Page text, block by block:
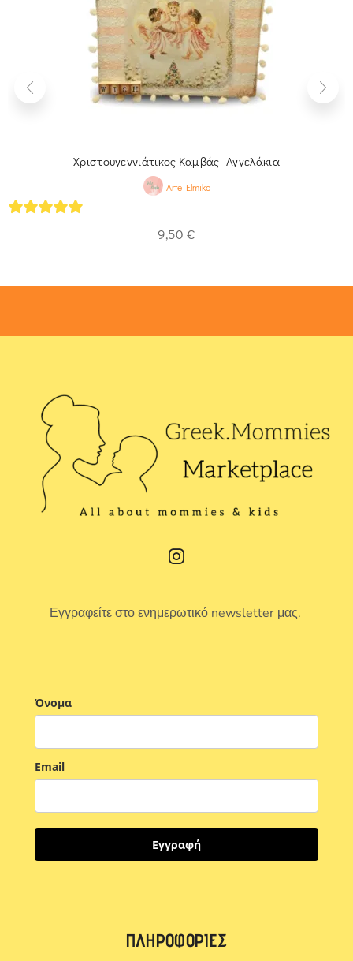
Χριστουγεννιάτικος Καμβάς -Αγγελάκια
Arte Elmiko
9,50 €
Εγγραφείτε στο ενημερωτικό newsletter μας.
Όνομα
Email
Εγγραφή
ΠΛΗΡΟΦΟΡΊΕΣ